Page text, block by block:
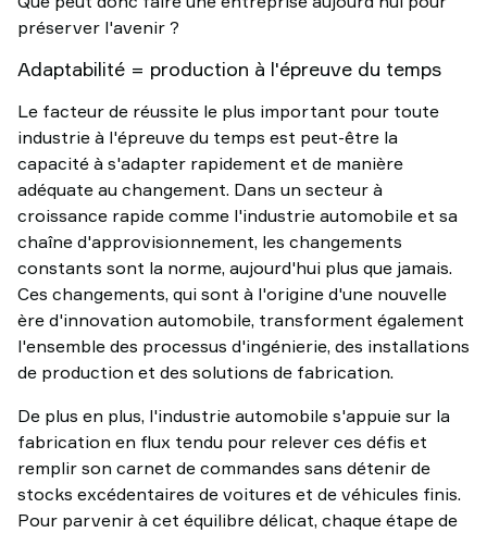
préserver l'avenir ?
Adaptabilité = production à l'épreuve du temps
Le facteur de réussite le plus important pour toute
industrie à l'épreuve du temps est peut-être la
capacité à s'adapter rapidement et de manière
adéquate au changement. Dans un secteur à
croissance rapide comme l'industrie automobile et sa
chaîne d'approvisionnement, les changements
constants sont la norme, aujourd'hui plus que jamais.
Ces changements, qui sont à l'origine d'une nouvelle
ère d'innovation automobile, transforment également
l'ensemble des processus d'ingénierie, des installations
de production et des solutions de fabrication.
De plus en plus, l'industrie automobile s'appuie sur la
fabrication en flux tendu pour relever ces défis et
remplir son carnet de commandes sans détenir de
stocks excédentaires de voitures et de véhicules finis.
Pour parvenir à cet équilibre délicat, chaque étape de